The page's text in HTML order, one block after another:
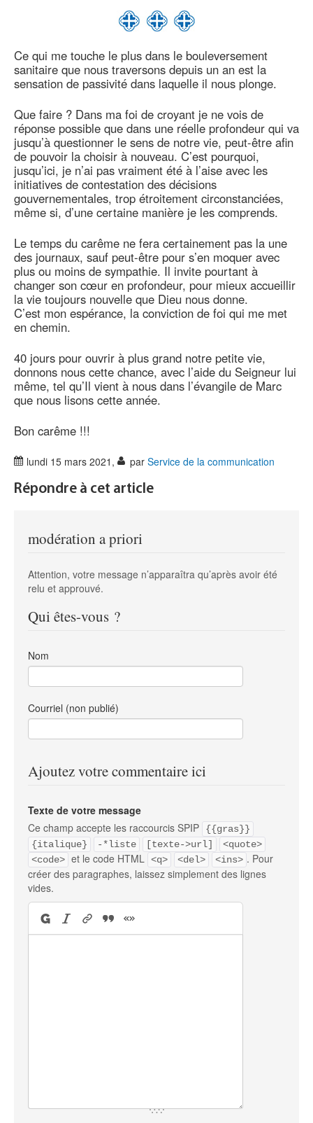
Ce qui me touche le plus dans le bouleversement
sanitaire que nous traversons depuis un an est la
sensation de passivité dans laquelle il nous plonge.
Que faire ? Dans ma foi de croyant je ne vois de
réponse possible que dans une réelle profondeur qui va
jusqu’à questionner le sens de notre vie, peut-être afin
de pouvoir la choisir à nouveau. C’est pourquoi,
jusqu’ici, je n’ai pas vraiment été à l’aise avec les
initiatives de contestation des décisions
gouvernementales, trop étroitement circonstanciées,
même si, d’une certaine manière je les comprends.
Le temps du carême ne fera certainement pas la une
des journaux, sauf peut-être pour s’en moquer avec
plus ou moins de sympathie. Il invite pourtant à
changer son cœur en profondeur, pour mieux accueillir
la vie toujours nouvelle que Dieu nous donne.
C’est mon espérance, la conviction de foi qui me met
en chemin.
40 jours pour ouvrir à plus grand notre petite vie,
donnons nous cette chance, avec l’aide du Seigneur lui
même, tel qu’Il vient à nous dans l’évangile de Marc
que nous lisons cette année.
Bon carême !!!
lundi 15 mars 2021 , par Service de la communication
Répondre à cet article
modération a priori
Attention, votre message n’apparaîtra qu’après avoir été
relu et approuvé.
Qui êtes-vous ?
Nom
Courriel (non publié)
Ajoutez votre commentaire ici
Texte de votre message
Ce champ accepte les raccourcis SPIP
{{gras}}
{italique}
-*liste [texte->url]
<quote>
<code> et le code HTML <q> <del> <ins> . Pour
créer des paragraphes, laissez simplement des lignes
vides.